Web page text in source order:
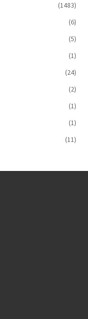
(1483)
(6)
(5)
(1)
(24)
(2)
(1)
(1)
(11)